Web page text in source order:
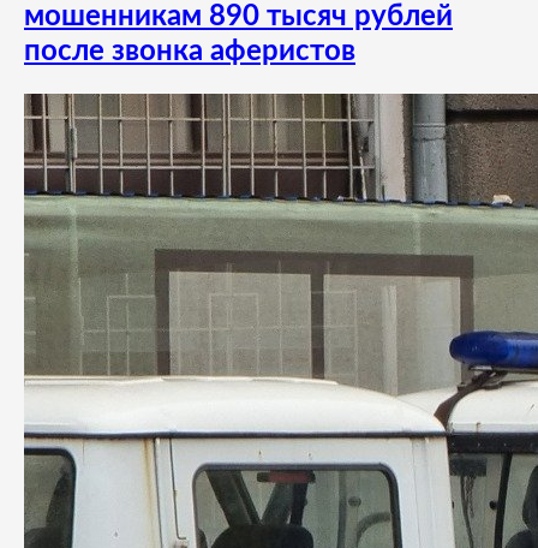
мошенникам 890 тысяч рублей
после звонка аферистов